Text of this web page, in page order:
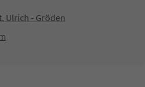
Ulrich - Gröden